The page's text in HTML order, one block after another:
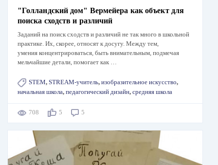
"Голландский дом" Вермейера как объект для
поиска сходств и различий
Заданий на поиск сходств и различий не так много в школьной
практике. Их, скорее, относят к досугу. Между тем,
умения концентрироваться, быть внимательным, подмечая
мельчайшие детали, помогает как …
STEM, STREAM-учитель, изобразительное искусство,
начальная школа, педагогический дизайн, средняя школа
708 5 5